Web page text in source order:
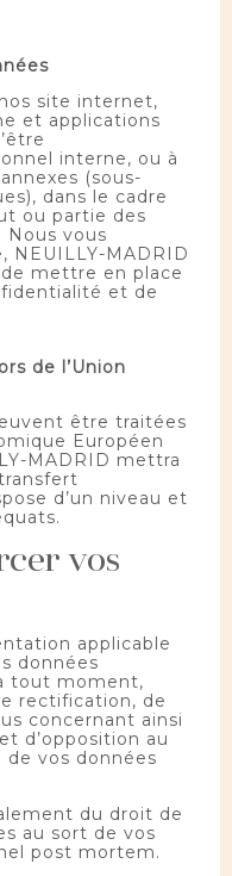
site internet,
et applications
interne, ou à
(sous-
dans le cadre
ou partie des
Nous vous
NEUILLY-MADRID
mettre en place
et de
de l’Union
être traitées
Européen
MADRID mettra
d’un niveau et
vos
applicable
données
tout moment,
rectification, de
concernant ainsi
d’opposition au
vos données
du droit de
au sort de vos
post mortem.